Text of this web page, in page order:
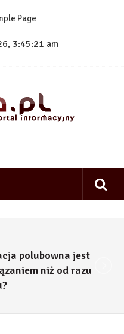
Page
3:45:22 am
polubowna jest
niż od razu